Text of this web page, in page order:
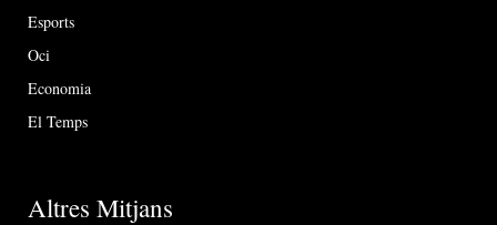
Esports
Oci
Economia
El Temps
Altres Mitjans